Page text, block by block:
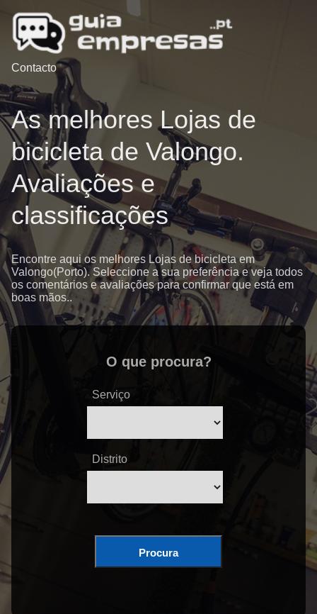
Contacto
As melhores Lojas de
bicicleta de Valongo.
Avaliações e
classificações
Encontre aqui os melhores Lojas de bicicleta em
Valongo(Porto). Seleccione a sua preferência e veja todos
os comentários e avaliações para confirmar que está em
boas mãos..
O que procura?
Serviço
Distrito
Procura